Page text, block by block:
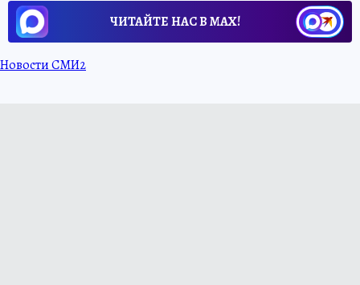
ЧИТАЙТЕ НАС В МАХ!
Новости СМИ2